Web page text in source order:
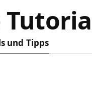
und Tipps